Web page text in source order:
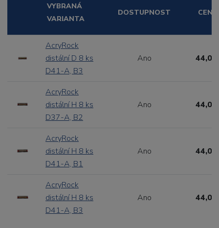
VYBRANÁ
VARIANTA
DOSTUPNOST CENA
AcryRock
distální D 8 ks
D41-A, B3
Ano 44,00
AcryRock
distální H 8 ks
D37-A, B2
Ano 44,00
AcryRock
distální H 8 ks
D41-A, B1
Ano 44,00
AcryRock
distální H 8 ks
D41-A, B3
Ano 44,00